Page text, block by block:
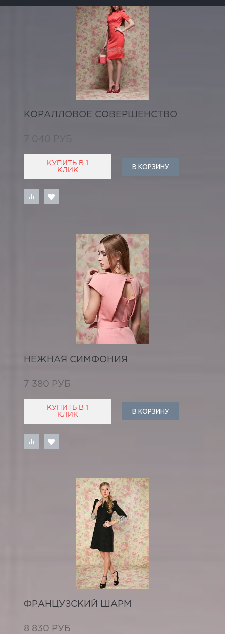
КОРАЛЛОВОЕ СОВЕРШЕНСТВО
7 040 РУБ
КУПИТЬ В 1
КЛИК
В КОРЗИНУ
НЕЖНАЯ СИМФОНИЯ
7 380 РУБ
КУПИТЬ В 1
КЛИК
В КОРЗИНУ
ФРАНЦУЗСКИЙ ШАРМ
8 830 РУБ